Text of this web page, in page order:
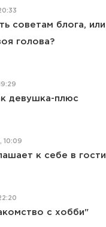
советам блога, или
голова?
девушка-плюс
10:09
к себе в гости
с хобби"